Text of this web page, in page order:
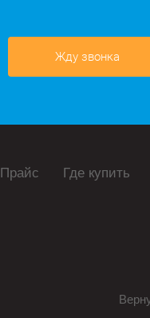
Жду звонка
Прайс Где купить